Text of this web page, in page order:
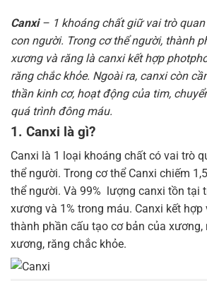
Canxi– 1 khoáng chất giữ vai trò quan
con người. Trong cơ thể người, thành
xương và răng là canxi kết hợp
răng chắc khỏe. Ngoài ra, canxi còn
thần kinh cơ, hoạt động của tim,
quá trình đông máu.
1. Canxi là gì?
Canxi là 1 loại khoáng chất có vai trò
thể người. Trong cơ thể Canxi chiếm
thể người. Và 99% lượng canxi tồn tại
xương và 1% trong máu. Canxi kết hợp
thành phần cấu tạo cơ bản của xương,
xương, răng chắc khỏe.